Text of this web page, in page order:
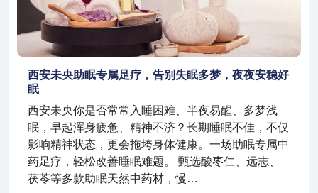
西安未央助眠专属足疗，告别失眠多梦，夜夜安稳好
眠
西安未央你是否常常入睡困难、半夜易醒、多梦浅
眠，早起浑身疲惫、精神不济？长期睡眠不佳，不仅
影响精神状态，更会拖垮身体健康。一场助眠专属中
药足疗，轻松改善睡眠难题。 甄选酸枣仁、远志、
茯苓等多款助眠天然中药材，慢…